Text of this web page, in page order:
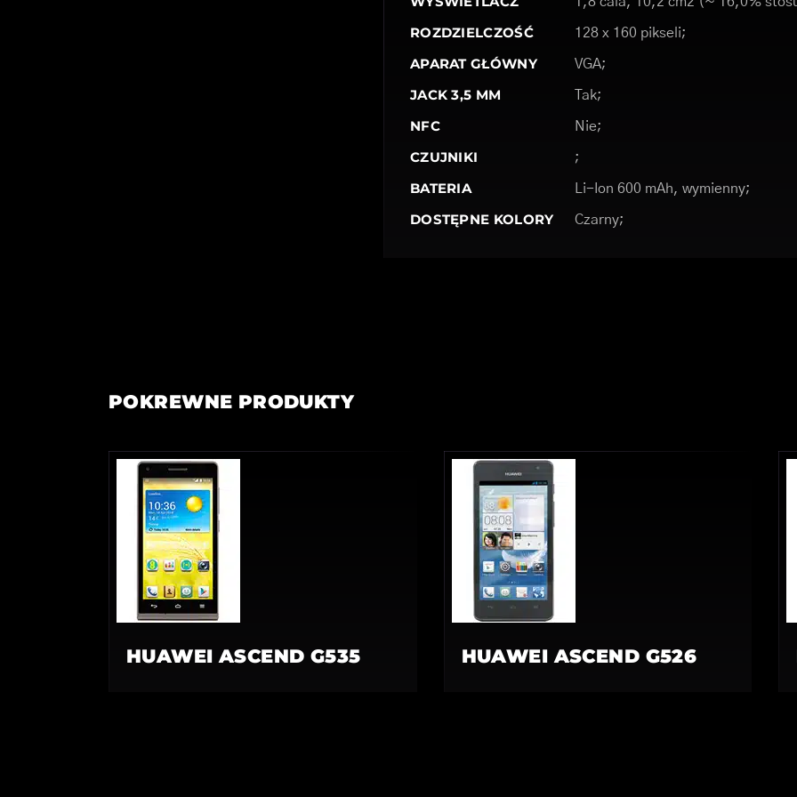
ROZDZIELCZOŚĆ 128 x 160 pikseli;
APARAT GŁÓWNY VGA;
JACK 3,5 MM Tak;
NFC Nie;
CZUJNIKI ;
BATERIA Li-Ion 600 mAh, wymienny;
DOSTĘPNE KOLORY Czarny;
POKREWNE PRODUKTY
HUAWEI ASCEND G535 HUAWEI ASCEND G526